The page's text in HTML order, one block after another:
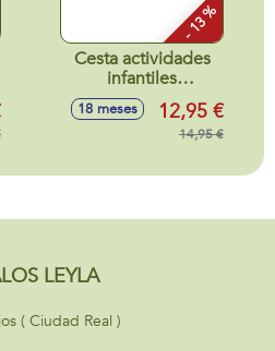
- 13 %
Cesta actividades
infantiles
25x18x14cm
18 meses 12,95 €
14,95 €
LEYLA
( Ciudad Real )